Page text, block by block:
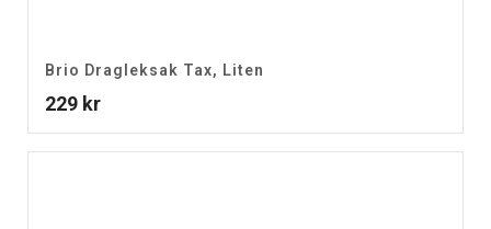
Brio Dragleksak Tax, Liten
229 kr